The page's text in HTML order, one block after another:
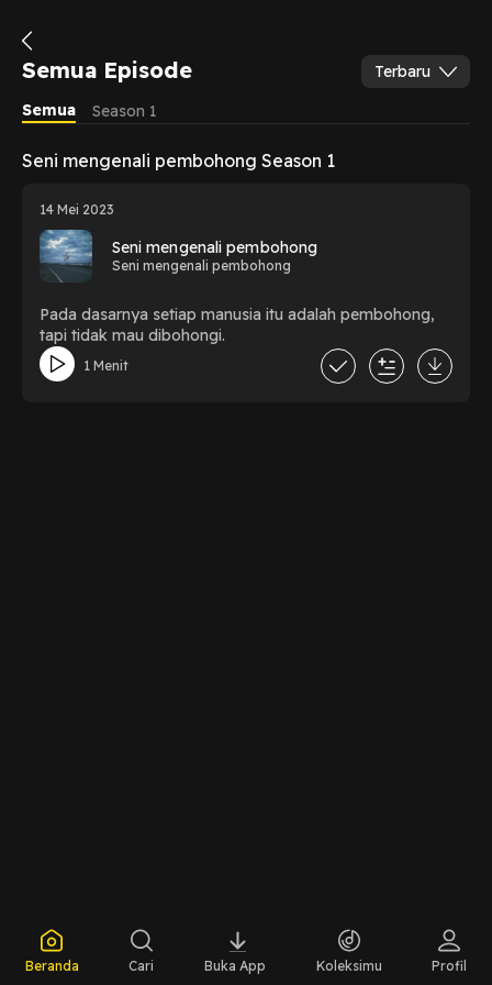
Semua Episode
Terbaru
Semua
Season 1
Seni mengenali pembohong Season 1
14 Mei 2023
Seni mengenali pembohong
Seni mengenali pembohong
Pada dasarnya setiap manusia itu adalah pembohong,
tapi tidak mau dibohongi.
1 Menit
Beranda Cari Buka App Koleksimu Profil